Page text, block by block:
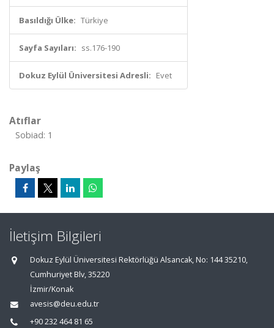
Basıldığı Ülke: Türkiye
Sayfa Sayıları: ss.176-190
Dokuz Eylül Üniversitesi Adresli: Evet
Atıflar
Sobiad: 1
Paylaş
İletişim Bilgileri
Dokuz Eylül Üniversitesi Rektörlüğü Alsancak, No: 144 35210,
Cumhuriyet Blv, 35220
İzmir/Konak
avesis@deu.edu.tr
+90 232 464 81 65